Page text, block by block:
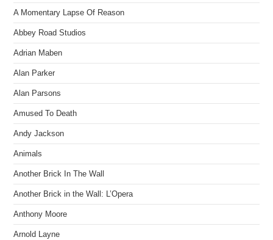
A Momentary Lapse Of Reason
Abbey Road Studios
Adrian Maben
Alan Parker
Alan Parsons
Amused To Death
Andy Jackson
Animals
Another Brick In The Wall
Another Brick in the Wall: L’Opera
Anthony Moore
Arnold Layne